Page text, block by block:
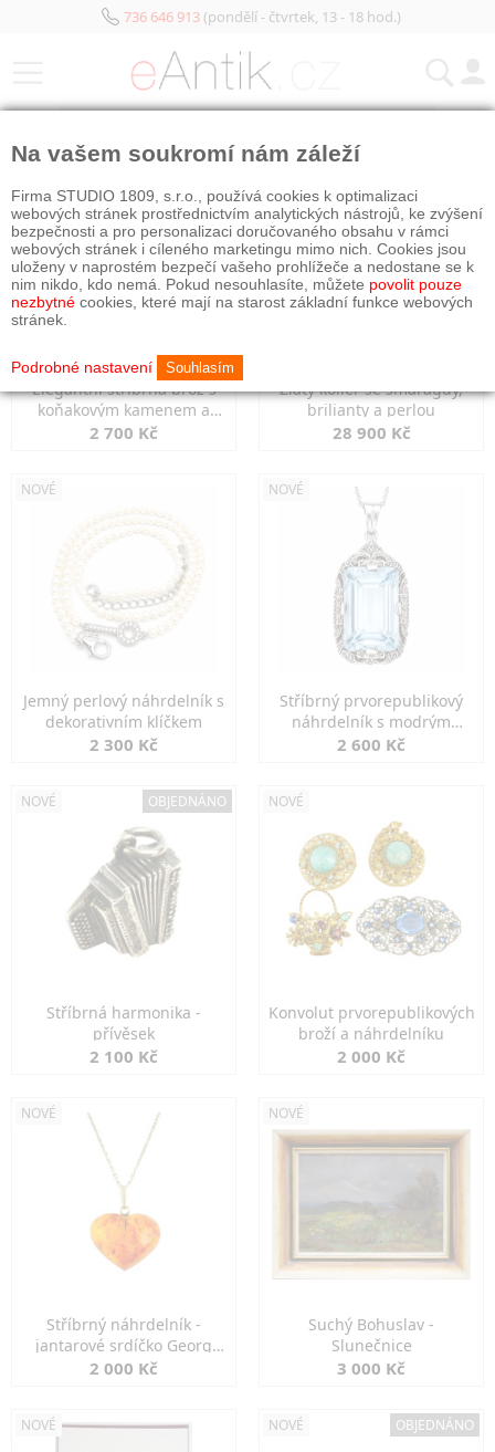
736 646 913(pondělí - čtvrtek, 13 - 18 hod.)
Elegantní stříbrná brož s
koňakovým kamenem a
markazity
2 700 Kč
Zlatý kolier se smaragdy,
brilianty a perlou
28 900 Kč
NOVÉ
Jemný perlový náhrdelník s
dekorativním klíčkem
2 300 Kč
NOVÉ
Stříbrný prvorepublikový
náhrdelník s modrým
spinelem
2 600 Kč
NOVÉ OBJEDNÁNO
Stříbrná harmonika -
přívěsek
2 100 Kč
NOVÉ
Konvolut prvorepublikových
broží a náhrdelníku
2 000 Kč
NOVÉ
Stříbrný náhrdelník -
jantarové srdíčko Georg
Kramer
2 000 Kč
NOVÉ
Suchý Bohuslav -
Slunečnice
3 000 Kč
NOVÉ NOVÉ OBJEDNÁNO
Na vašem soukromí nám záleží
Firma STUDIO 1809, s.r.o., používá cookies k optimalizaci
webových stránek prostřednictvím analytických nástrojů, ke zvýšení
bezpečnosti a pro personalizaci doručovaného obsahu v rámci
webových stránek i cíleného marketingu mimo nich. Cookies jsou
uloženy v naprostém bezpečí vašeho prohlížeče a nedostane se k
nim nikdo, kdo nemá. Pokud nesouhlasíte, můžete povolit pouze
nezbytné cookies, které mají na starost základní funkce webových
stránek.
Podrobné nastavení Souhlasím